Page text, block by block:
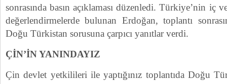
sonrasında basın açıklaması düzenledi. Türkiye’nin iç
değerlendirmelerde bulunan Erdoğan, toplantı
Doğu Türkistan sorusuna çarpıcı yanıtlar verdi.
ÇİN’İN YANINDAYIZ
Çin devlet yetkilileri ile yaptığınız toplantıda Doğu